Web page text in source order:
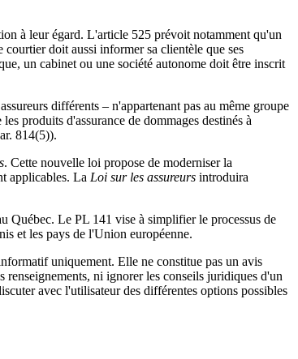
à leur égard. L'article 525 prévoit notamment qu'un
courtier doit aussi informer sa clientèle que ses
un cabinet ou une société autonome doit être inscrit
différents – n'appartenant pas au même groupe
produits d'assurance de dommages destinés à
814(5)).
. Cette nouvelle loi propose de moderniser la
applicables. La Loi sur les assureurs introduira
Québec. Le PL 141 vise à simplifier le processus de
et les pays de l'Union européenne.
uniquement. Elle ne constitue pas un avis
ni ignorer les conseils juridiques d'un
avec l'utilisateur des différentes options possibles